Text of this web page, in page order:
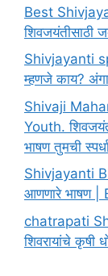
Best
शिवजयंतीसाठी
Shivjayanti
म्हणजे काय?
Shivaji
Youth.
भाषण तुमची
Shivjayanti
आणणारे भाषण
chatrapati
शिवरायांचे कृषी